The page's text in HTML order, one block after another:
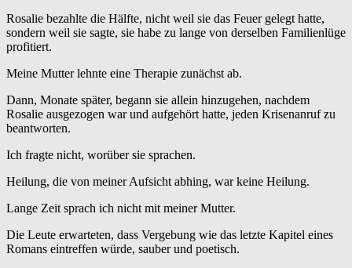
Rosalie bezahlte die Hälfte, nicht weil sie das Feuer gelegt hatte,
sondern weil sie sagte, sie habe zu lange von derselben Familienlüge
profitiert.
Meine Mutter lehnte eine Therapie zunächst ab.
Dann, Monate später, begann sie allein hinzugehen, nachdem
Rosalie ausgezogen war und aufgehört hatte, jeden Krisenanruf zu
beantworten.
Ich fragte nicht, worüber sie sprachen.
Heilung, die von meiner Aufsicht abhing, war keine Heilung.
Lange Zeit sprach ich nicht mit meiner Mutter.
Die Leute erwarteten, dass Vergebung wie das letzte Kapitel eines
Romans eintreffen würde, sauber und poetisch.